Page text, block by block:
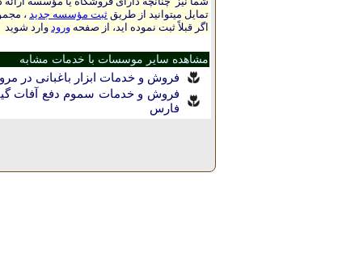
تمایل میتوانید از طریق ثبت مؤسسه جدید ،
اگر قبلاً ثبت نموده اید، از صفحه ورود وارد شوید
مشاهده سایر موسسات با خدمات مشابه
فروش و خدمات ابزار باغبانی در
فروش و خدمات سموم دفع آفات
فارس